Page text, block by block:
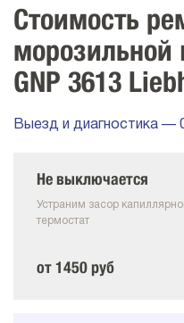
Стоимость
GNP 3613
Выезд и диагностика —
Не выключается
Устраним засор
термостат
от 1450 руб